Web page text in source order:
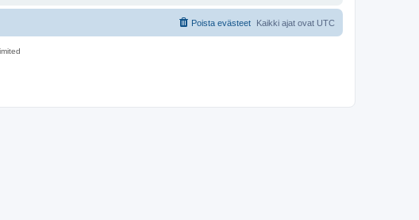
Kaikki ajat ovat UTC
Poista evästeet